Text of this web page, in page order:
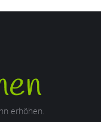
erhöhen.